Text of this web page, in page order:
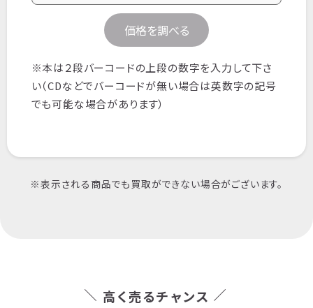
価格を調べる
※本は２段バーコードの上段の数字を入力して下さ
い（CDなどでバーコードが無い場合は英数字の記号
でも可能な場合があります）
※表示される商品でも買取ができない場合がございます。
高く売るチャンス